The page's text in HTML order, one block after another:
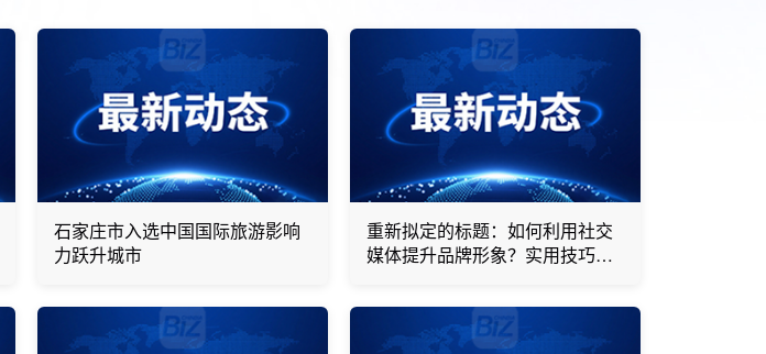
石家庄市入选中国国际旅游影响
力跃升城市
重新拟定的标题：如何利用社交
媒体提升品牌形象？实用技巧助
专业形象